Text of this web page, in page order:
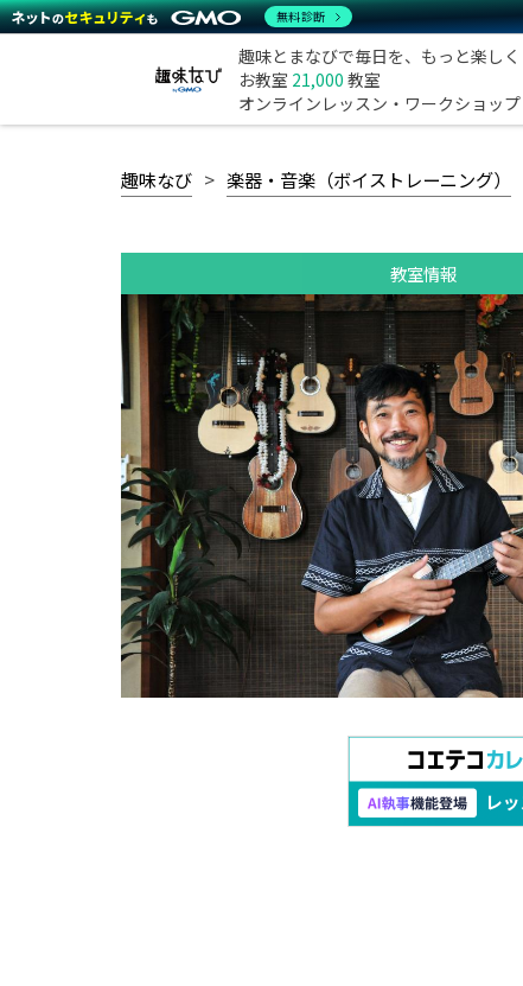
趣味とまなびで毎日を、もっと楽しく
お教室 21,000 教室
オンラインレッスン・ワークショップ
趣味なび 楽器・音楽（ボイストレーニング）
教室情報
無料診断